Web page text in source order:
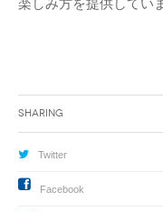
楽しみ方を提供してい
Sharing
Twitter
Facebook